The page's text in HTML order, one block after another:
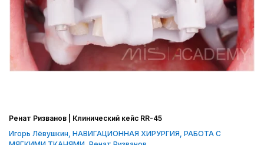
Ренат Ризванов | Клинический кейс RR-45
Игорь Лёвушкин, НАВИГАЦИОННАЯ ХИРУРГИЯ, РАБОТА С